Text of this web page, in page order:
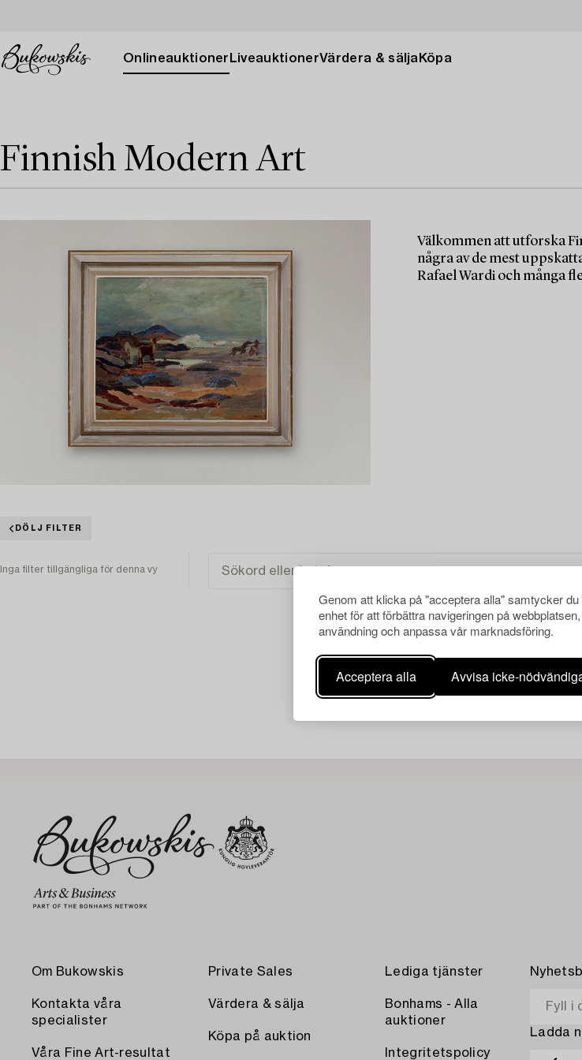
Genom att klicka på "acceptera alla" samtycker
enhet för att förbättra navigeringen på
användning och anpassa vår marknadsföring.
Acceptera alla Avvisa icke-
Onlineauktioner LiveauktionerVärdera & sälja Köpa
Finnish Modern Art
Välkommen att utforska
några av de mest
Rafael Wardi och många
DÖLJ FILTER
Inga filter tillgängliga för denna vy
Om Bukowskis
Kontakta våra
specialister
Våra Fine Art-resultat
Private Sales
Värdera & sälja
Köpa på auktion
Lediga tjänster
Bonhams - Alla
auktioner
Integritetspolicy
Ladda